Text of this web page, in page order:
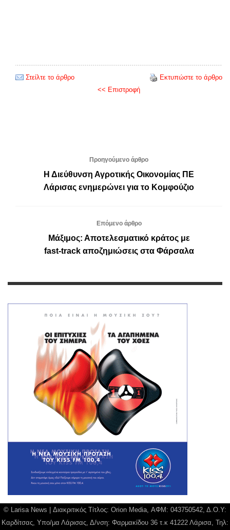
Στείλτε το άρθρο
Εκτυπώστε το άρθρο
<< Επιστροφή
Προηγούμενο άρθρο
Η Διεύθυνση Αγροτικής Οικονομίας ΠΕ
Λάρισας ενημερώνει για το Κομφούζιο
Επόμενο άρθρο
Μάξιμος: Αποτελεσματικό κράτος με
fast-track αποζημιώσεις στα Φάρσαλα
© Larisa News | Διακριτικός Τίτλος: Orion Media, ΑΦΜ: 043750542, Δ.Ο.Υ:
Καρδίτσας, Υπο/μα Λάρισας, Δ/νση: Φαρμακίδου 36 τ.κ 41222 Λάρισα, Τηλ: